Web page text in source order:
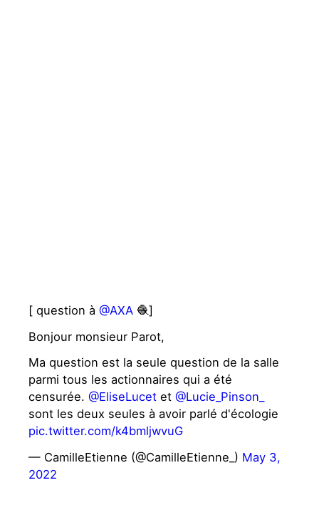
[ question à @AXA 🧶]
Bonjour monsieur Parot,
Ma question est la seule question de la salle
parmi tous les actionnaires qui a été
censurée. @EliseLucet et @Lucie_Pinson_
sont les deux seules à avoir parlé d'écologie
pic.twitter.com/k4bmljwvuG
— CamilleEtienne (@CamilleEtienne_) May 3,
2022